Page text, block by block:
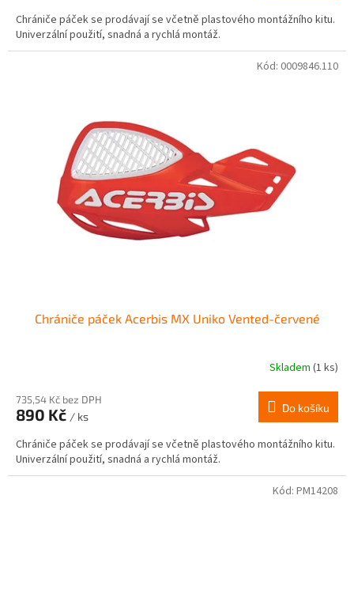
Chrániče páček se prodávají se včetně plastového montážního kitu.
Univerzální použití, snadná a rychlá montáž.
Chrániče páček Acerbis MX Uniko Vented-červené
Skladem (1 ks)
735,54 Kč bez DPH
890 Kč / ks
Do košíku
Chrániče páček se prodávají se včetně plastového montážního kitu.
Univerzální použití, snadná a rychlá montáž.
Kód: 0009846.110
Kód: PM14208